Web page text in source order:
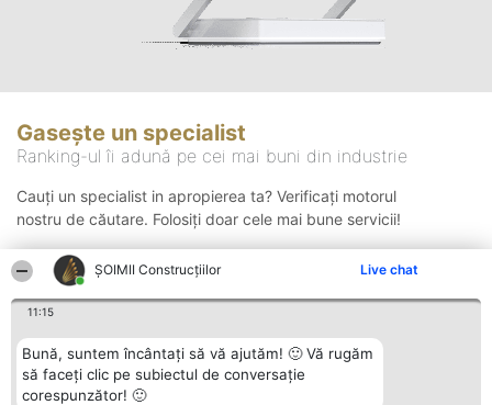
ȘOIMII Construcțiilor Live chat
11:15
Bună, suntem încântați să vă ajutăm! 🙂 Vă rugăm
să faceți clic pe subiectul de conversație
corespunzător! 🙂
Gasește un specialist
Ranking-ul îi adună pe cei mai buni din industrie
Cauți un specialist in apropierea ta? Verificați motorul
nostru de căutare. Folosiți doar cele mai bune servicii!